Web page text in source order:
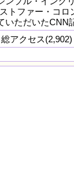
トファー・コロ
いただいたCNN
総アクセス(2,902)